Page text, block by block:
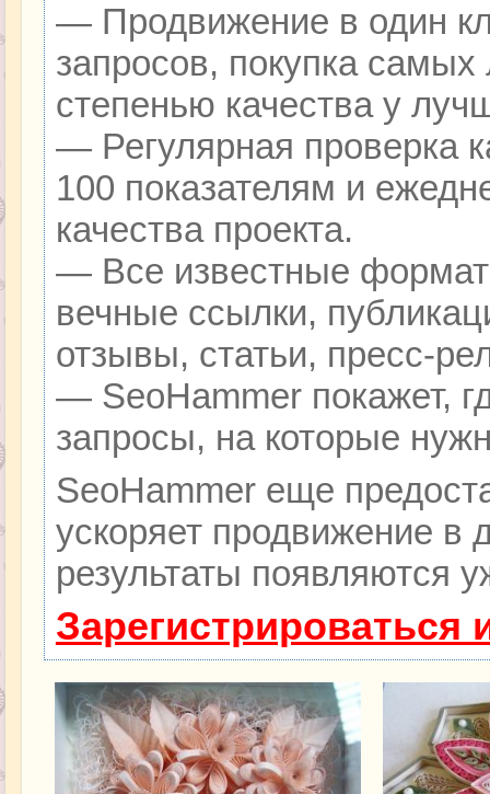
— Продвижение в один
запросов, покупка
степенью качества у
— Регулярная проверка
100 показателям и
качества проекта.
— Все известные
вечные ссылки,
отзывы, статьи, пресс-
— SeoHammer покажет,
запросы, на которые
SeoHammer еще
ускоряет продвижение в
результаты появляются